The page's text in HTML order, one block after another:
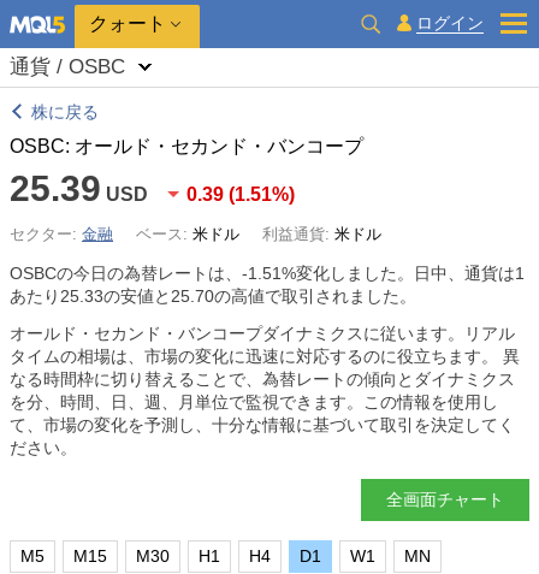
クォート ログイン
通貨 / OSBC
株に戻る
OSBC: オールド・セカンド・バンコープ
25.39 USD 0.39 (1.51%)
セクター: 金融 ベース: 米ドル 利益通貨: 米ドル
OSBCの今日の為替レートは、 -1.51%変化しました。日中、通貨は1
あたり25.33の安値と25.70の高値で取引されました。
オールド・セカンド・バンコープダイナミクスに従います。リアル
タイムの相場は、市場の変化に迅速に対応するのに役立ちます。 異
なる時間枠に切り替えることで、為替レートの傾向とダイナミクス
を分、時間、日、週、月単位で監視できます。この情報を使用し
て、市場の変化を予測し、十分な情報に基づいて取引を決定してく
ださい。
全画面チャート
M5 M15 M30 H1 H4 D1 W1 MN